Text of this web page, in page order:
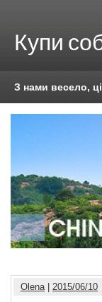
Купи
З нами весело,
Olena| 2015/06/10